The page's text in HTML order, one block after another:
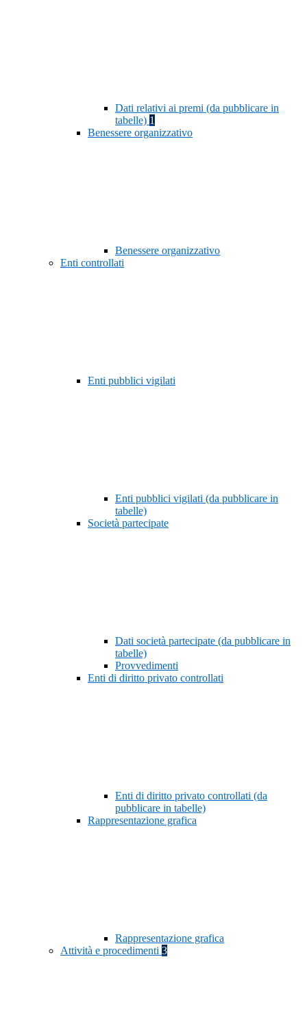
Dati relativi ai premi (da pubblicare in
tabelle) 1
Benessere organizzativo
Benessere organizzativo
Enti controllati
Enti pubblici vigilati
Enti pubblici vigilati (da pubblicare in
tabelle)
Società partecipate
Dati società partecipate (da pubblicare in
tabelle)
Provvedimenti
Enti di diritto privato controllati
Enti di diritto privato controllati (da
pubblicare in tabelle)
Rappresentazione grafica
Rappresentazione grafica
Attività e procedimenti 3